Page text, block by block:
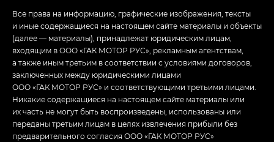
Все права на информацию, графические изображения, тексты
и иные содержащиеся на настоящем сайте материалы и объекты
(далее — материалы), принадлежат юридическим лицам,
входящим в ООО «ГАК МОТОР РУС», рекламным агентствам,
а также иным третьим в соответствии с условиями договоров,
заключенных между юридическими лицами
ООО «ГАК МОТОР РУС» и соответствующими третьими лицами.
Никакие содержащиеся на настоящем сайте материалы или
их часть не могут быть воспроизведены, использованы или
переданы третьим лицам в целях извлечения прибыли без
предварительного согласия ООО «ГАК МОТОР РУС»